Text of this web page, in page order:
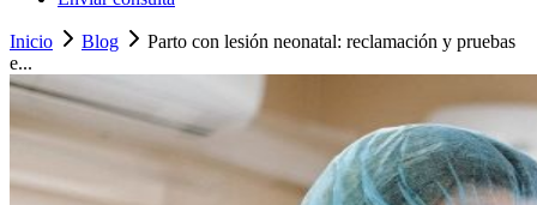
Inicio Blog
Parto con lesión neonatal: reclamación y pruebas
e...